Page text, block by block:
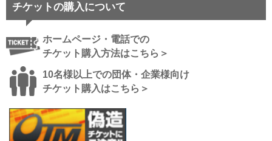
チケットの購入について
ホームページ・電話での
チケット購入方法はこちら＞
10名様以上での団体・企業様向け
チケット購入はこちら＞